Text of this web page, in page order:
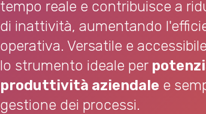
tempo reale e contribuisce a
di inattività, aumentando
operativa. Versatile e
lo strumento ideale per
produttività aziendale e
gestione dei processi.